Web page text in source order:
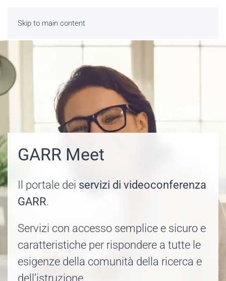
Skip to main content
GARR Meet
Il portale dei servizi di videoconferenza
GARR.
Servizi con accesso semplice e sicuro e
caratteristiche per rispondere a tutte le
esigenze della comunità della ricerca e
dell’istruzione.